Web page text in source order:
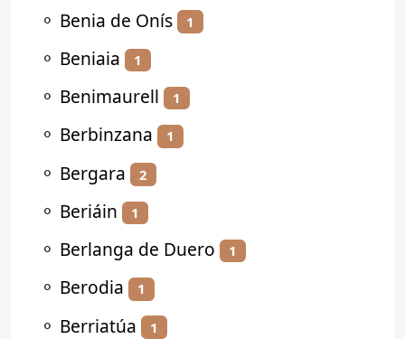
⚬ Benia de Onís 1
⚬ Beniaia 1
⚬ Benimaurell 1
⚬ Berbinzana 1
⚬ Bergara 2
⚬ Beriáin 1
⚬ Berlanga de Duero 1
⚬ Berodia 1
⚬ Berriatúa 1